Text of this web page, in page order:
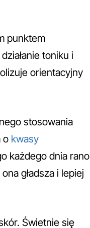
punktem
toniku i
orientacyjny
stosowania
o kwasy
każdego dnia rano
gładsza i lepiej
Świetnie się